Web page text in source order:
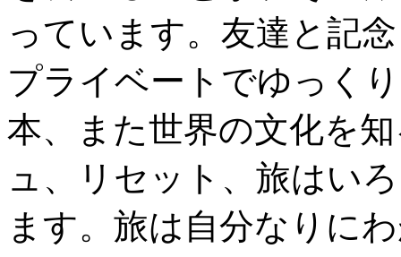
っています。友達と記
プライベートでゆっく
本、また世界の文化を
ュ、リセット、旅はい
ます。旅は自分なりに